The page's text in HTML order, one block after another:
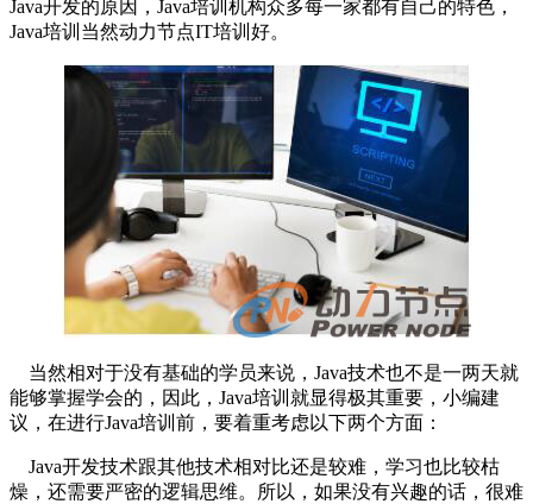
Java开发的原因，Java培训机构众多每一家都有自己的特色，
Java培训当然动力节点IT培训好。
当然相对于没有基础的学员来说，Java技术也不是一两天就
能够掌握学会的，因此，Java培训就显得极其重要，小编建
议，在进行Java培训前，要着重考虑以下两个方面：
Java开发技术跟其他技术相对比还是较难，学习也比较枯
燥，还需要严密的逻辑思维。所以，如果没有兴趣的话，很难